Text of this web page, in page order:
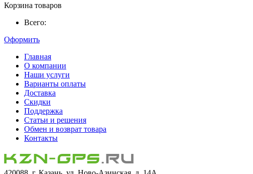
Корзина товаров
Всего:
Оформить
Главная
О компании
Наши услуги
Варианты оплаты
Доставка
Скидки
Поддержка
Статьи и решения
Обмен и возврат товара
Контакты